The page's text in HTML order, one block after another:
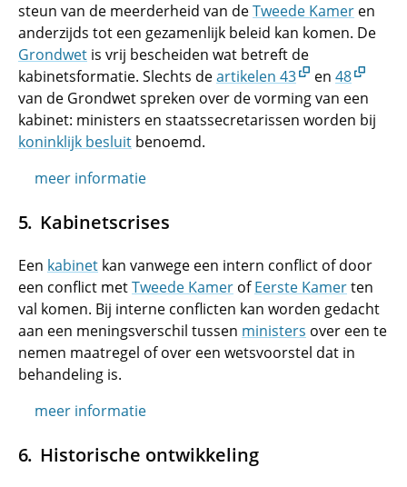
steun van de meerderheid van deTweede Kamer en
anderzijds tot een gezamenlijk beleid kan komen. De
Grondwet is vrij bescheiden wat betreft de
kabinetsformatie. Slechts deartikelen 43 en 48
van de Grondwet spreken over de vorming van een
kabinet: ministers en staatssecretarissen worden bij
koninklijk besluit benoemd.
meer informatie
Kabinetscrises
Een kabinet kan vanwege een intern conflict of door
een conflict metTweede Kamer ofEerste Kamerten
val komen. Bij interne conflicten kan worden gedacht
aan een meningsverschil tussen ministers over een te
nemen maatregel of over een wetsvoorstel dat in
behandeling is.
meer informatie
Historische ontwikkeling